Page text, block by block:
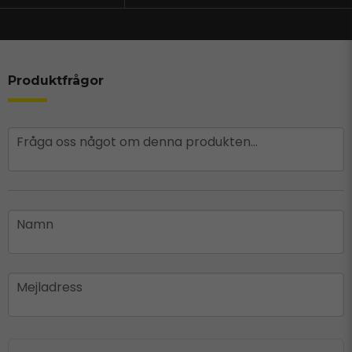
Produktfrågor
question
Fråga oss något om denna produkten...
name
Namn
email
Mejladress